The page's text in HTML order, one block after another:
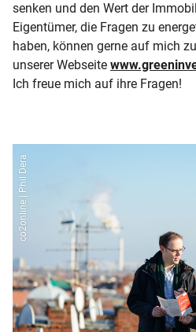
senken und den Wert der
Eigentümer, die Fragen zu
haben, können gerne auf mich
unserer Webseite
Ich freue mich auf ihre Fragen!
co2online | Phil Dera